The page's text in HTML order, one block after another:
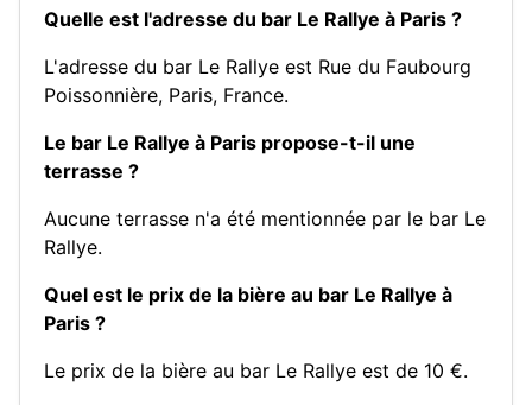
Quelle est l'adresse du bar Le Rallye à Paris ?
L'adresse du bar Le Rallye est Rue du Faubourg
Poissonnière, Paris, France.
Le bar Le Rallye à Paris propose-t-il une
terrasse ?
Aucune terrasse n'a été mentionnée par le bar Le
Rallye.
Quel est le prix de la bière au bar Le Rallye à
Paris ?
Le prix de la bière au bar Le Rallye est de 10 €.